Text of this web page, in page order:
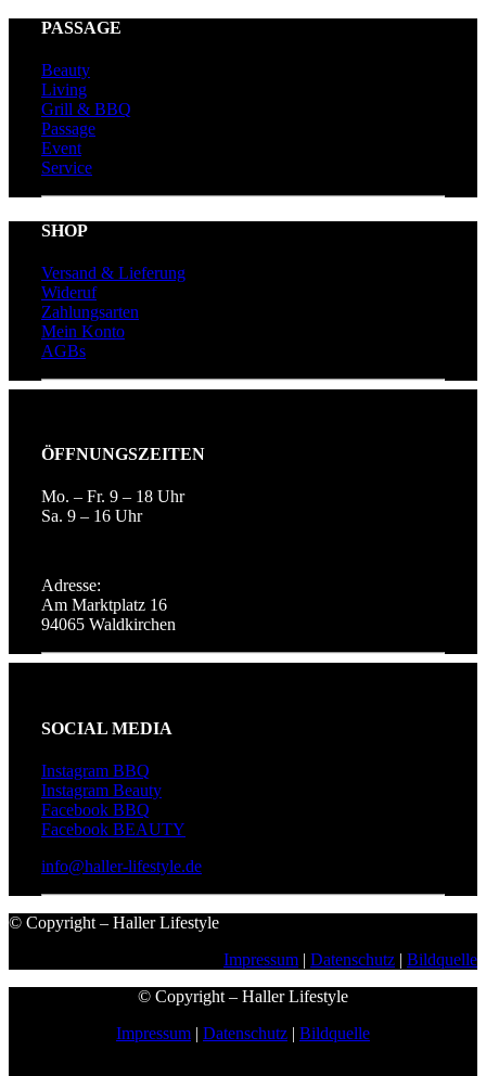
PASSAGE
Beauty
Living
Grill & BBQ
Passage
Event
Service
SHOP
Versand & Lieferung
Wideruf
Zahlungsarten
Mein Konto
AGBs
ÖFFNUNGSZEITEN
Mo. – Fr. 9 – 18 Uhr
Sa. 9 – 16 Uhr
Adresse:
Am Marktplatz 16
94065 Waldkirchen
SOCIAL MEDIA
Instagram BBQ
Instagram Beauty
Facebook BBQ
Facebook BEAUTY
info@haller-lifestyle.de
© Copyright – Haller Lifestyle
Impressum | Datenschutz | Bildquelle
© Copyright – Haller Lifestyle
Impressum | Datenschutz | Bildquelle